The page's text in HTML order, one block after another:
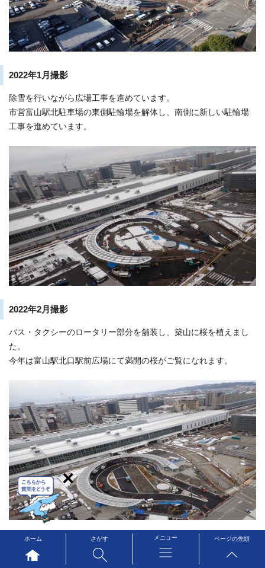
2022年1月撮影
除雪を行いながら広場工事を進めています。
市営富山駅北駐車場の東側駐輪場を解体し、南側に新しい駐輪場
工事を進めています。
2022年2月撮影
バス・タクシーのロータリー部分を舗装し、築山に桜を植えまし
た。
今年は富山駅北口駅前広場にて満開の桜がご覧になれます。
2022年3月撮影
ホーム さがす メニュー ページの先頭
×